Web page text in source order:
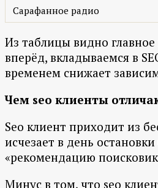
Сарафанное радио
Из таблицы видно
вперёд, вкладываемся в
временем снижает
Чем seo клиенты
Seo клиент приходит из
исчезает в день
«рекомендацию
Минус в том, что seo